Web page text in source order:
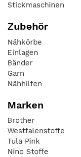
Stickmaschinen
Zubehör
Nähkörbe
Einlagen
Bänder
Garn
Nähhilfen
Marken
Brother
Westfalenstoffe
Tula Pink
Nino Stoffe